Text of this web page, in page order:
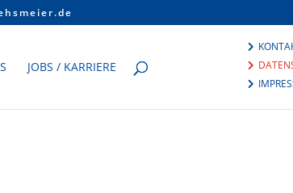
JOBS / KARRIERE